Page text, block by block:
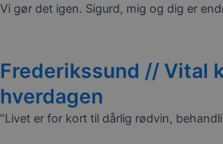
Vi gør det igen. Sigurd, mig og dig er
Frederikssund // Vital
hverdagen
“Livet er for kort til dårlig rødvin,